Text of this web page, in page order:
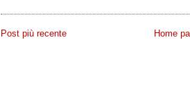
Post più recente Home